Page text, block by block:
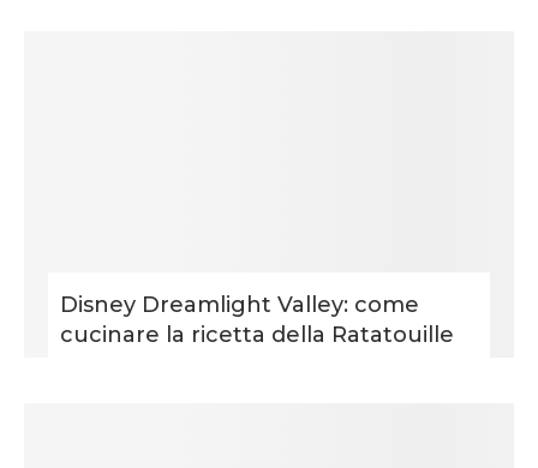
Disney Dreamlight Valley: come
cucinare la ricetta della Ratatouille